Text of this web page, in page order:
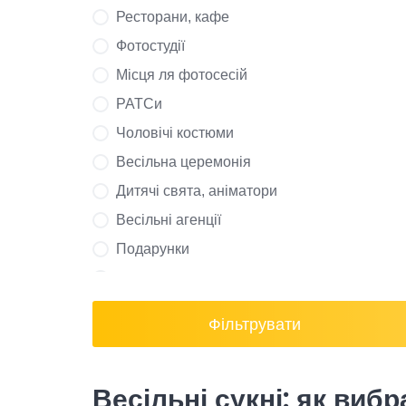
Мереживо, глітер, тюль
Мереживо, тюль
Мереживо, шантільї
Огранза
Огранза, аплікація
Оганза, мереживо
Колір
Ivory
Light nude
Platinum
Ресторани, кафе
Фотостудії
Місця ля фотосесій
РАТСи
Чоловічі костюми
Весільна церемонія
Дитячі свята, аніматори
Весільні агенції
Подарунки
Фільтрувати